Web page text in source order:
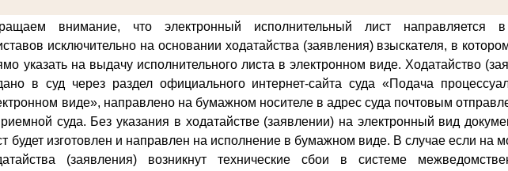
внимание, что электронный исполнительный лист направляется
исключительно на основании ходатайства (заявления) взыскателя, в
указать на выдачу исполнительного листа в электронном виде. Ходатайство
в суд через раздел официального интернет-сайта суда «Подача
виде», направлено на бумажном носителе в адрес суда почтовым
суда. Без указания в ходатайстве (заявлении) на электронный вид
будет изготовлен и направлен на исполнение в бумажном виде. В случае если на
(заявления) возникнут технические сбои в системе